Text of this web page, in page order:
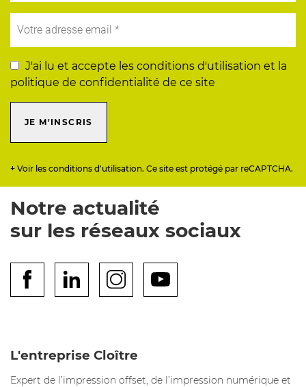
J'ai lu et accepte les conditions d'utilisation et la
politique de confidentialité de ce site
JE M'INSCRIS
+ Voir les conditions d'utilisation. Ce site est protégé par reCAPTCHA.
Notre actualité
sur les réseaux sociaux
L'entreprise Cloître
Expert de l’impression offset, de l’impression numérique et